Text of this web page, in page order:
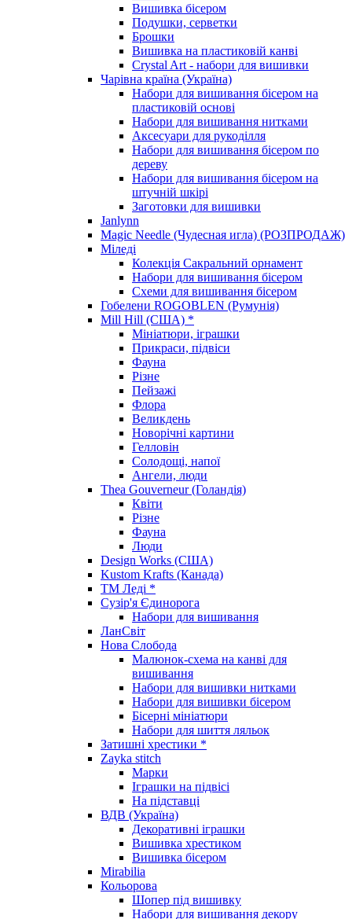
Вишивка бісером
Подушки, серветки
Брошки
Вишивка на пластиковій канві
Crystal Art - набори для вишивки
Чарівна країна (Україна)
Набори для вишивання бісером на
пластиковій основі
Набори для вишивання нитками
Аксесуари для рукоділля
Набори для вишивання бісером по
дереву
Набори для вишивання бісером на
штучній шкірі
Заготовки для вишивки
Janlynn
Magic Needle (Чудесная игла) (РОЗПРОДАЖ)
Міледі
Колекція Сакральний орнамент
Набори для вишивання бісером
Схеми для вишивання бісером
Гобелени ROGOBLEN (Румунія)
Mill Hill (США) *
Мініатюри, іграшки
Прикраси, підвіси
Фауна
Різне
Пейзажі
Флора
Великдень
Новорічні картини
Гелловін
Солодощі, напої
Ангели, люди
Thea Gouverneur (Голандія)
Квіти
Різне
Фауна
Люди
Design Works (США)
Kustom Krafts (Канада)
ТМ Леді *
Сузір'я Єдинорога
Набори для вишивання
ЛанСвіт
Нова Слобода
Малюнок-схема на канві для
вишивання
Набори для вишивки нитками
Набори для вишивки бісером
Бісерні мініатюри
Набори для шиття ляльок
Затишні хрестики *
Zayka stitch
Марки
Іграшки на підвісі
На підставці
ВДВ (Україна)
Декоративні іграшки
Вишивка хрестиком
Вишивка бісером
Mirabilia
Кольорова
Шопер під вишивку
Набори для вишивання декору